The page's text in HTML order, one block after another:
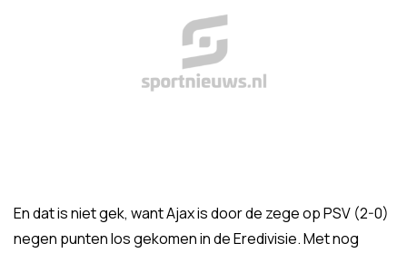
En dat is niet gek, want Ajax is door de zege op PSV (2-0)
negen punten los gekomen in de Eredivisie. Met nog